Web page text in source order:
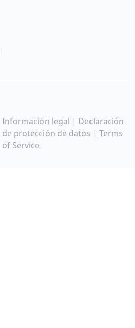
Información legal | Declaración
de protección de datos | Terms
of Service